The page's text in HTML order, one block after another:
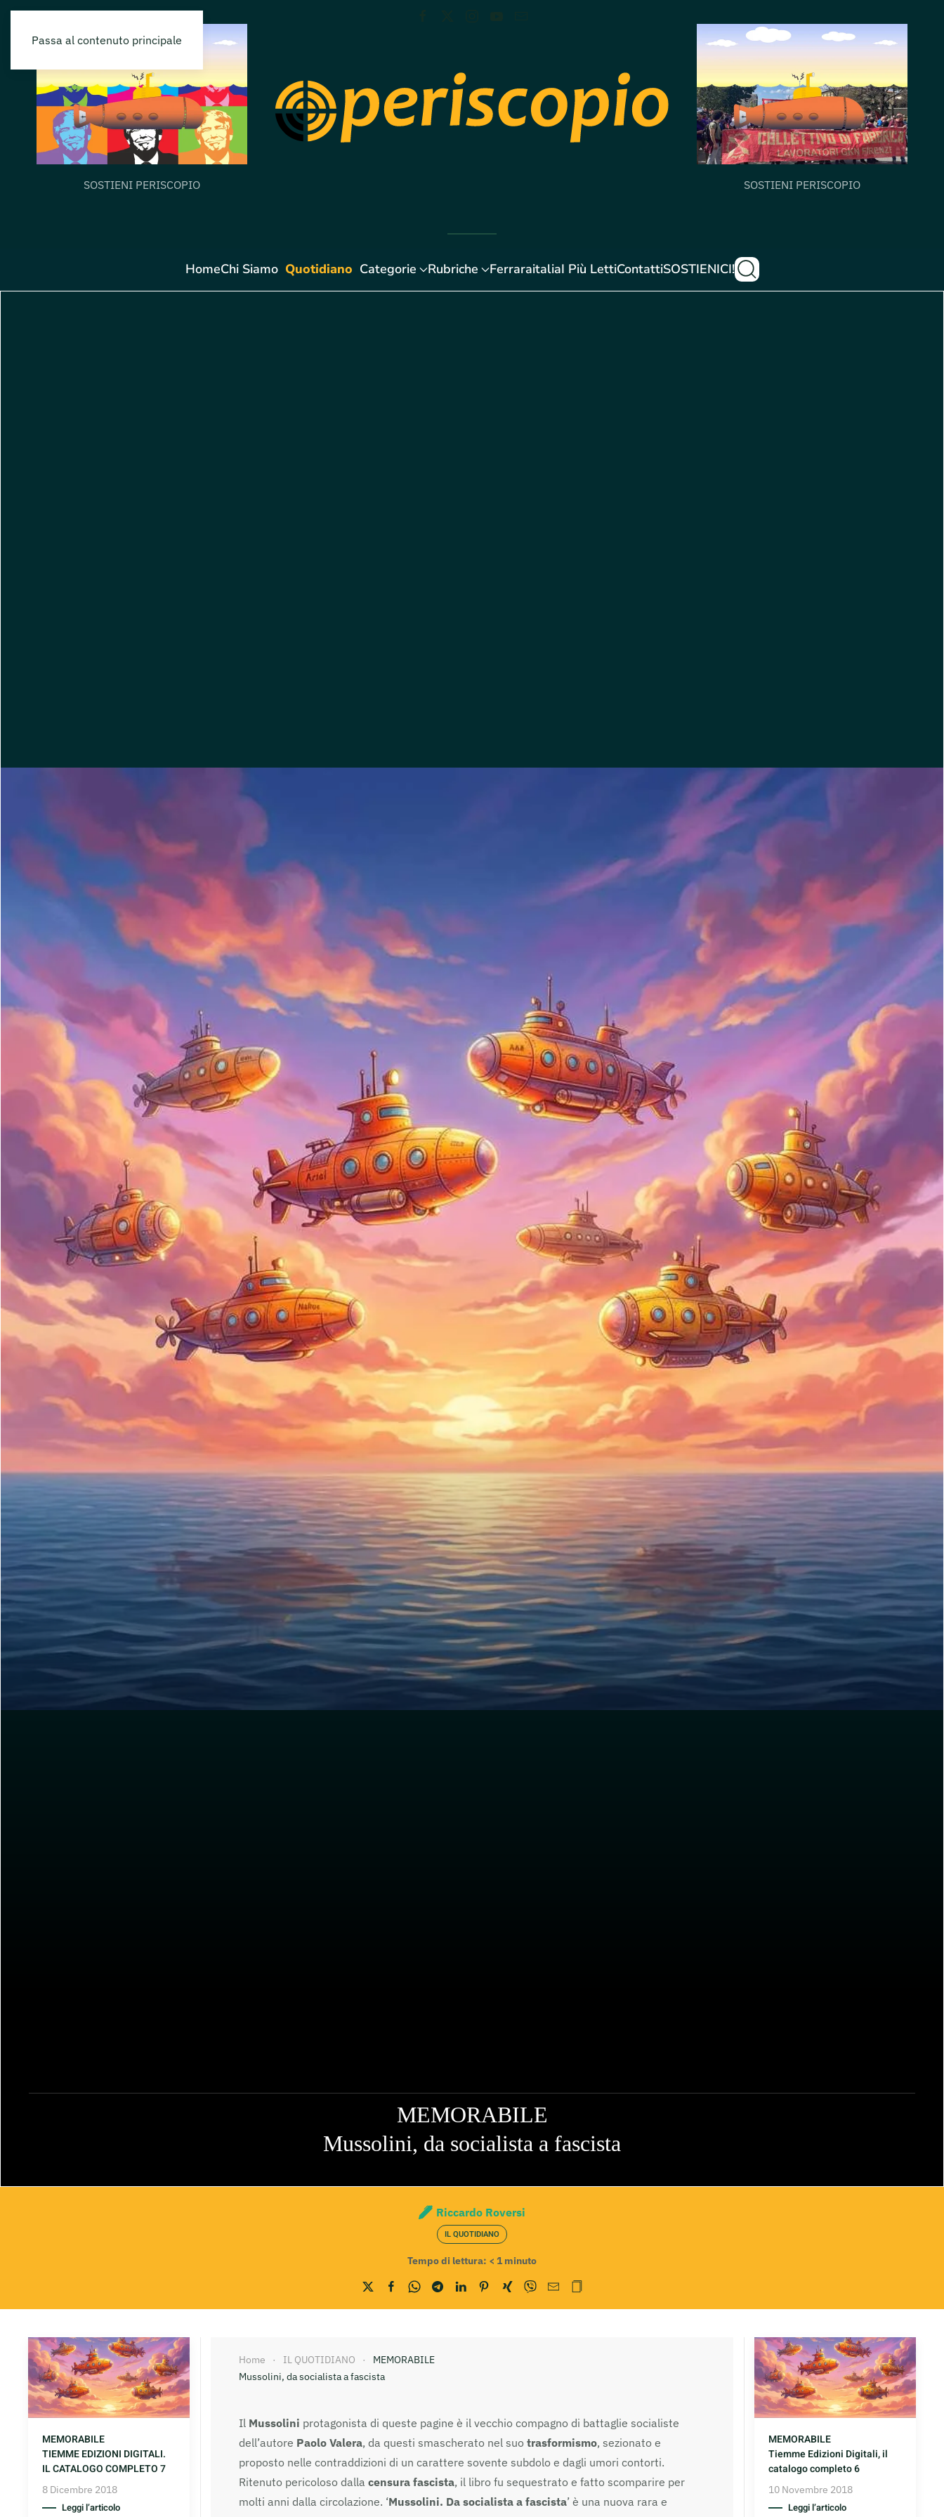
Passa al contenuto principale
SOSTIENI PERISCOPIO SOSTIENI PERISCOPIO
HomeChi Siamo Quotidiano Categorie Rubriche FerraraitaliaI Più LettiContattiSOSTIENICI!
MEMORABILE
Mussolini, da socialista a fascista
Riccardo Roversi
IL QUOTIDIANO
Tempo di lettura: < 1 minuto
MEMORABILE
TIEMME EDIZIONI DIGITALI.
IL CATALOGO COMPLETO 7
8 Dicembre 2018
Leggi l’articolo
Home IL QUOTIDIANO
MEMORABILE
Mussolini, da socialista a fascista
Il Mussolini protagonista di queste pagine è il vecchio compagno di battaglie socialiste
dell’autore Paolo Valera, da questi smascherato nel suo trasformismo, sezionato e
proposto nelle contraddizioni di un carattere sovente subdolo e dagli umori contorti.
Ritenuto pericoloso dalla censura fascista, il libro fu sequestrato e fatto scomparire per
molti anni dalla circolazione. ‘Mussolini. Da socialista a fascista’ è una nuova rara e
MEMORABILE
Tiemme Edizioni Digitali, il
catalogo completo 6
10 Novembre 2018
Leggi l’articolo